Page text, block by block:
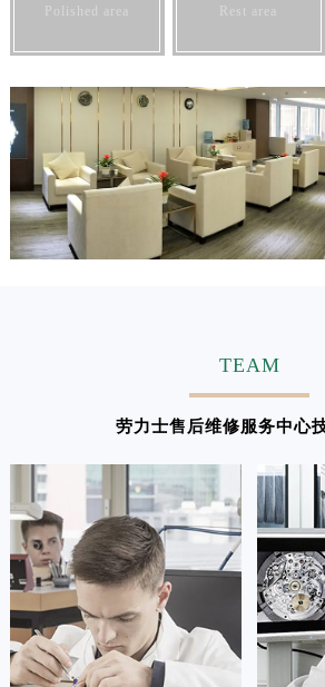
Polished area Rest area
TEAM
劳力士售后维修服务中心